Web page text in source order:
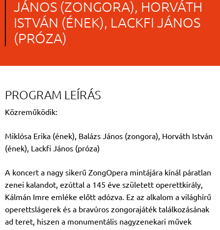
JÁNOS (ZONGORA), HORVÁTH
ISTVÁN (ÉNEK), LACKFI JÁNOS
(PRÓZA)
PROGRAM LEÍRÁS
Közreműködik:
Miklósa Erika (ének), Balázs János (zongora), Horváth István
(ének), Lackfi János (próza)
A koncert a nagy sikerű ZongOpera mintájára kínál páratlan
zenei kalandot, ezúttal a 145 éve született operettkirály,
Kálmán Imre emléke előtt adózva. Ez az alkalom a világhírű
operettslágerek és a bravúros zongorajáték találkozásának
ad teret, hiszen a monumentális nagyzenekari művek